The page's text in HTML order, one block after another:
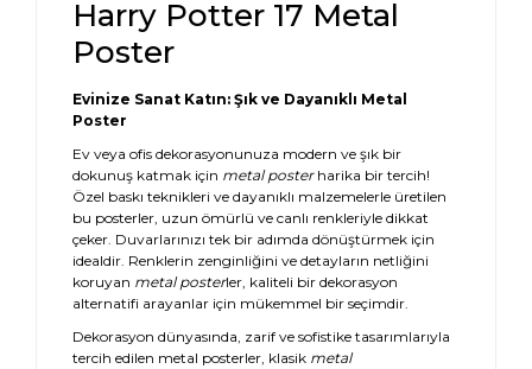
Harry Potter 17 Metal
Poster
Evinize Sanat Katın: Şık ve Dayanıklı Metal
Poster
Ev veya ofis dekorasyonunuza modern ve şık bir
dokunuş katmak için metal posterharika bir tercih!
Özel baskı teknikleri ve dayanıklı malzemelerle üretilen
bu posterler, uzun ömürlü ve canlı renkleriyle dikkat
çeker. Duvarlarınızı tek bir adımda dönüştürmek için
idealdir. Renklerin zenginliğini ve detayların netliğini
koruyan metal posterler, kaliteli bir dekorasyon
alternatifi arayanlar için mükemmel bir seçimdir.
Dekorasyon dünyasında, zarif ve sofistike tasarımlarıyla
tercih edilen metal posterler, klasik metal